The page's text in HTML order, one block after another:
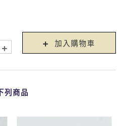
加入購物車
列商品